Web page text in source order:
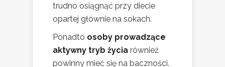
trudno osiągnąć przy diecie
opartej głównie na sokach.
Ponadto osoby prowadzące
aktywny tryb życia również
powinny mieć się na baczności.